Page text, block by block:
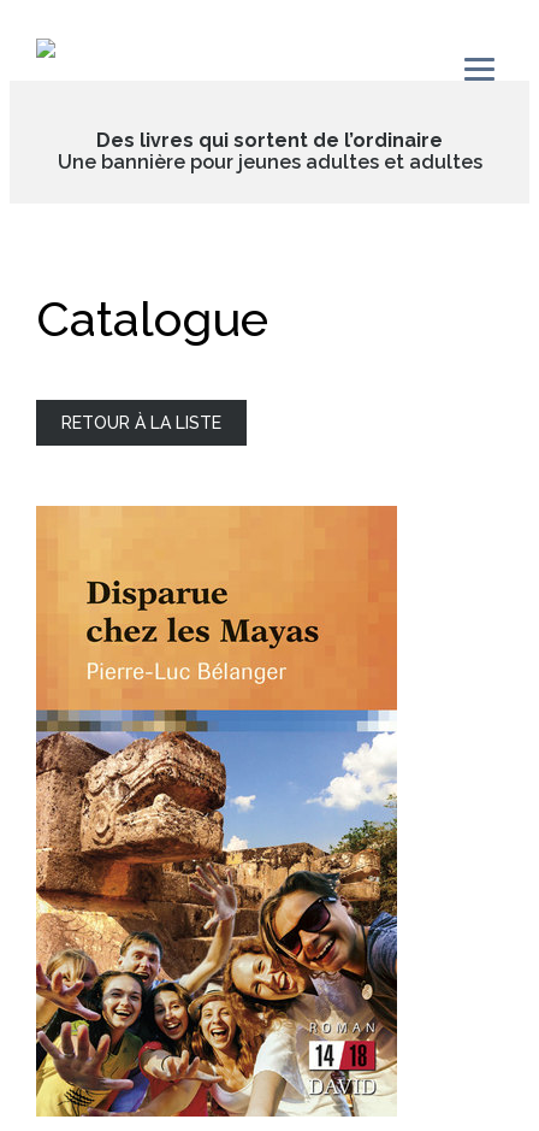
content
Des livres qui sortent de l’ordinaire
Une bannière pour jeunes adultes et adultes
Catalogue
RETOUR À LA LISTE